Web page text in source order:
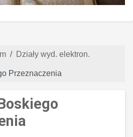
Działy wyd. elektron.
Przeznaczenia